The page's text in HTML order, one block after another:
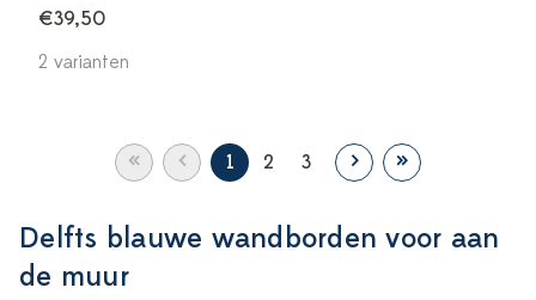
€39,50
2 varianten
« ‹ 1 2 3 › »
Delfts blauwe wandborden voor aan
de muur